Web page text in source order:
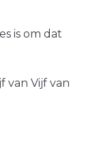
is om dat
van Vijf van